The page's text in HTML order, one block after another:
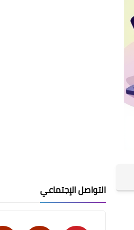
التواصل الإجتماعي